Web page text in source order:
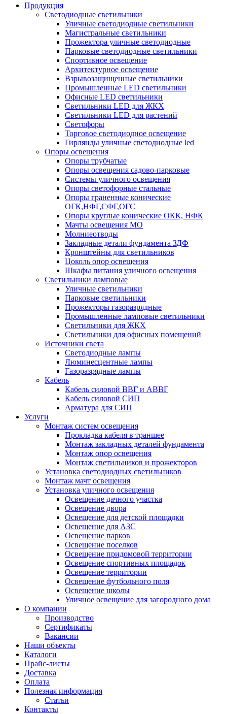
Продукция
Светодиодные светильники
Уличные светодиодные светильники
Магистральные светильники
Прожектора уличные светодиодные
Парковые светодиодные светильники
Спортивное освещение
Архитектурное освещение
Взрывозащищенные светильники
Промышленные LED светильники
Офисные LED светильники
Cветильники LED для ЖКХ
Светильники LED для растений
Светофоры
Торговое светодиодное освещение
Гирлянды уличные светодиодные led
Опоры освещения
Опоры трубчатые
Опоры освещения садово-парковые
Системы уличного освещения
Опоры светофорные стальные
Опоры граненные конические
ОГК,НФГ,СФГ,ОГС
Опоры круглые конические ОКК, НФК
Мачты освещения МО
Молниеотводы
Закладные детали фундамента ЗДФ
Кронштейны для светильников
Цоколь опор освещения
Шкафы питания уличного освещения
Светильники ламповые
Уличные светильники
Парковые светильники
Прожекторы газоразрядные
Промышленные ламповые светильники
Светильники для ЖКХ
Светильники для офисных помещений
Источники света
Светодиодные лампы
Люминесцентные лампы
Газоразрядные лампы
Кабель
Кабель силовой ВВГ и АВВГ
Кабель силовой СИП
Арматура для СИП
Услуги
Монтаж систем освещения
Прокладка кабеля в траншее
Монтаж закладных деталей фундамента
Монтаж опор освещения
Монтаж светильников и прожекторов
Установка светодиодных светильников
Монтаж мачт освещения
Установка уличного освещения
Освещение дачного участка
Освещение двора
Освещение для детской площадки
Освещение для АЗС
Освещение парков
Освещение поселков
Освещение придомовой территории
Освещение спортивных площадок
Освещение территории
Освещение футбольного поля
Освещение школы
Уличное освещение для загородного дома
О компании
Производство
Сертификаты
Вакансии
Наши объекты
Каталоги
Прайс-листы
Доставка
Оплата
Полезная информация
Статьи
Контакты